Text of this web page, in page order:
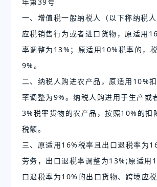
一、增值税一般纳税人（以下称纳税
应税销售行为或者进口货物，原适用
率调整为13%；原适用10%税率的，
9%。
二、纳税人购进农产品，原适用10%
率调整为9%。纳税人购进用于生产或
3%税率货物的农产品，按照10%的扣
税额。
三、原适用16%税率且出口退税率为
劳务，出口退税率调整为13%;原适用
口退税率为10%的出口货物、跨境应